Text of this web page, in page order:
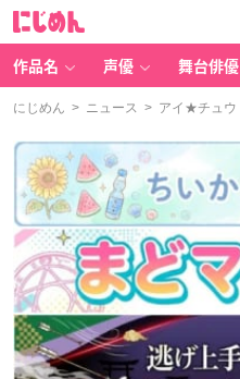
作品名 声優 舞台俳優
にじめん > ニュース > アイ★チュウ